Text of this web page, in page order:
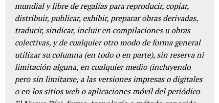
mundial y libre de regalías para reproducir, copiar,
distribuir, publicar, exhibir, preparar obras derivadas,
traducir, sindicar, incluir en compilaciones u obras
colectivas, y de cualquier otro modo de forma general
utilizar su columna (en todo o en parte), sin reserva ni
limitación alguna, en cualquier medio (incluyendo
pero sin limitarse, a las versiones impresas o digitales
o en los sitios web o aplicaciones móvil del periódico